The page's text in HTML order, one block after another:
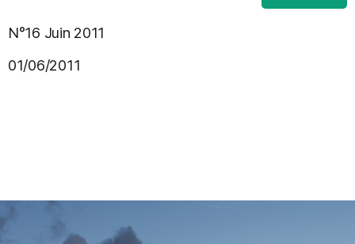
N°16 Juin 2011
01/06/2011